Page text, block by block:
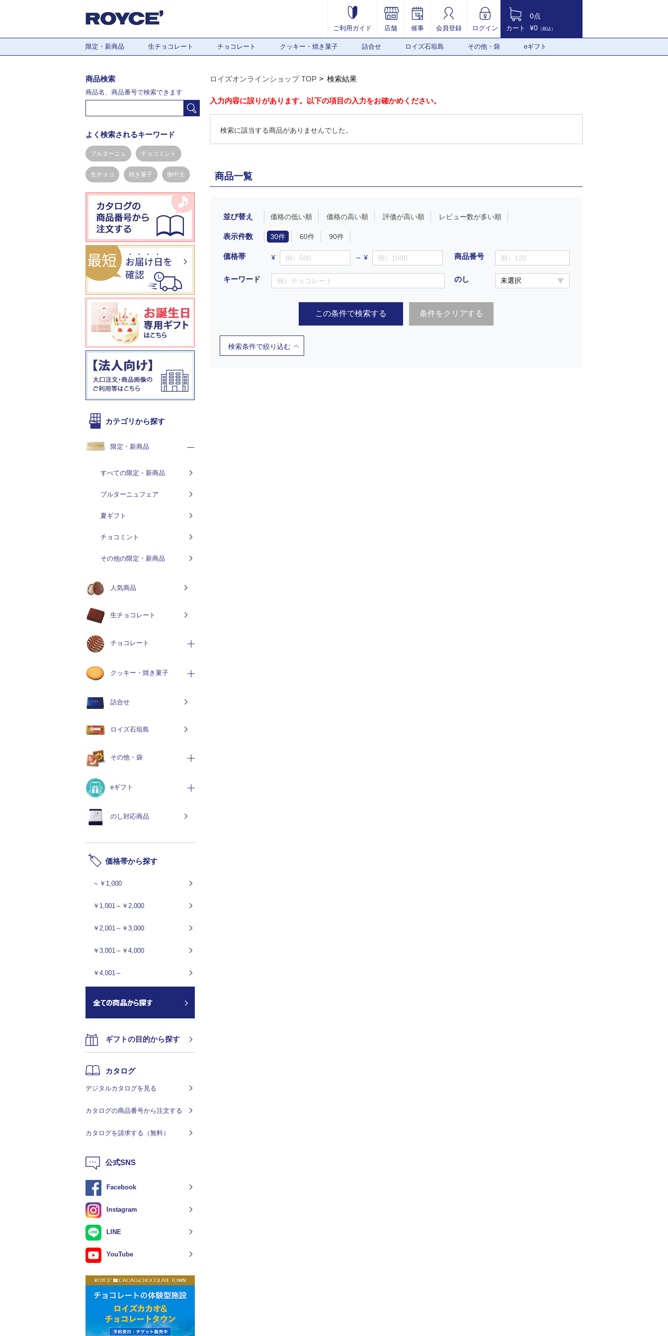
ご利用ガイド 店舗 催事 会員登録 ログイン カート
0点
¥0 （税込）
限定・新商品 生チョコレート チョコレート クッキー・焼き菓子 詰合せ ロイズ石垣島 その他・袋 eギフト
ロイズオンラインショップ TOP 検索結果
入力内容に誤りがあります。以下の項目の入力をお確かめください。
検索に該当する商品がありませんでした。
商品一覧
並び替え 価格の低い順 価格の高い順 評価が高い順 レビュー数が多い順
表示件数 30件 60件 90件
価格帯 ¥ ～ ¥
キーワード
商品番号
のし
この条件で検索する 条件をクリアする
検索条件で絞り込む
商品検索
商品名、商品番号で検索できます
よく検索されるキーワード
ブルターニュ チョコミント
生チョコ 焼き菓子 御中元
カテゴリから探す
限定・新商品
すべての限定・新商品
ブルターニュフェア
夏ギフト
チョコミント
その他の限定・新商品
人気商品
生チョコレート
チョコレート
クッキー・焼き菓子
詰合せ
ロイズ石垣島
その他・袋
eギフト
のし対応商品
価格帯から探す
～￥1,000
￥1,001～￥2,000
￥2,001～￥3,000
￥3,001～￥4,000
￥4,001～
ギフトの目的から探す
カタログ
デジタルカタログを見る
カタログの商品番号から注文する
カタログを請求する（無料）
公式SNS
Facebook
Instagram
LINE
YouTube